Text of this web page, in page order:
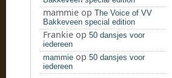
mammie op The Voice of VV
Bakkeveen special edition
Frankie op 50 dansjes voor
iedereen
mammie op 50 dansjes voor
iedereen